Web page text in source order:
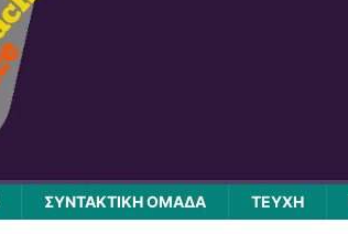
ΣΥΝΤΑΚΤΙΚΗ ΟΜΑΔΑ ΤΕΥΧΗ